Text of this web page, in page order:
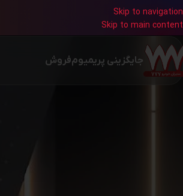
Skip to navigation
Skip to main content
جایگزینی پریمیومفروش